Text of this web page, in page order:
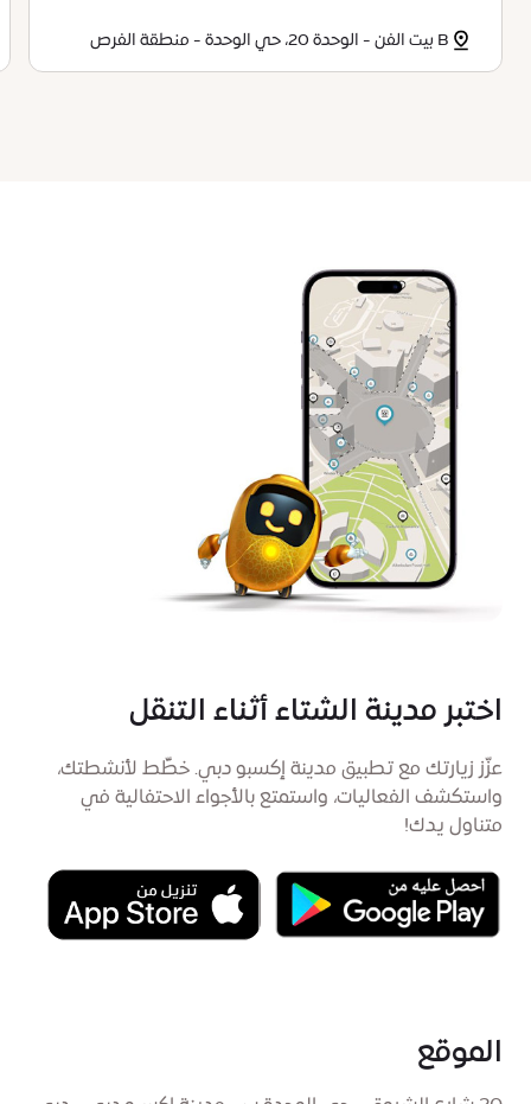
B بيت الفن - الوحدة 20، حي الوحدة - منطقة الفرص
اختبر مدينة الشتاء أثناء التنقل
عزّز زيارتك مع تطبيق مدينة إكسبو دبي. خطِّط لأنشطتك،
واستكشف الفعاليات، واستمتع بالأجواء الاحتفالية في
متناول يدك!
الموقع